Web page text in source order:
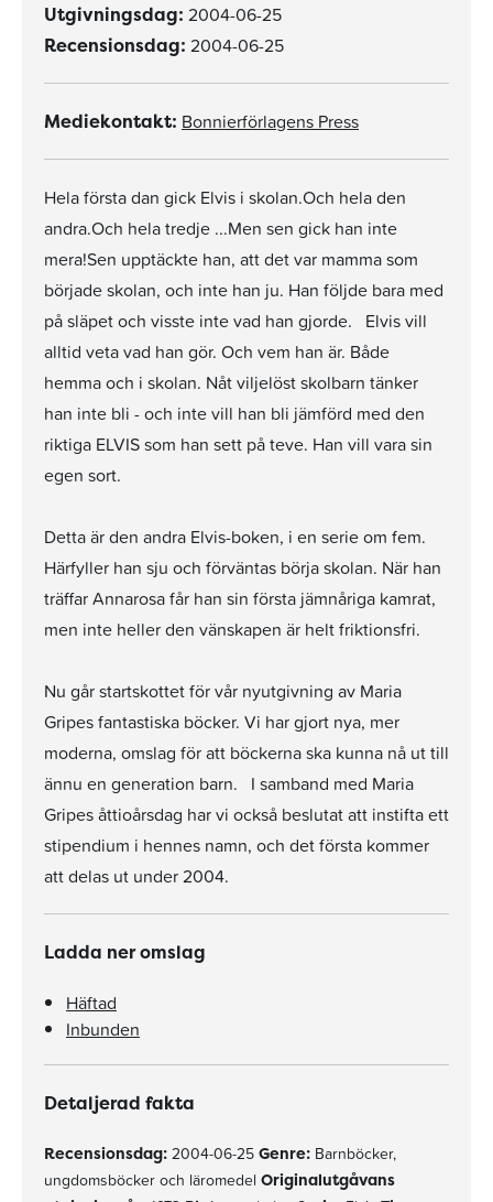
Utgivningsdag: 2004-06-25
Recensionsdag: 2004-06-25
Mediekontakt: Bonnierförlagens Press
Hela första dan gick Elvis i skolan.Och hela den
andra.Och hela tredje ...Men sen gick han inte
mera!Sen upptäckte han, att det var mamma som
började skolan, och inte han ju. Han följde bara med
på släpet och visste inte vad han gjorde. Elvis vill
alltid veta vad han gör. Och vem han är. Både
hemma och i skolan. Nåt viljelöst skolbarn tänker
han inte bli - och inte vill han bli jämförd med den
riktiga ELVIS som han sett på teve. Han vill vara sin
egen sort.
Detta är den andra Elvis-boken, i en serie om fem.
Härfyller han sju och förväntas börja skolan. När han
träffar Annarosa får han sin första jämnåriga kamrat,
men inte heller den vänskapen är helt friktionsfri.
Nu går startskottet för vår nyutgivning av Maria
Gripes fantastiska böcker. Vi har gjort nya, mer
moderna, omslag för att böckerna ska kunna nå ut till
ännu en generation barn. I samband med Maria
Gripes åttioårsdag har vi också beslutat att instifta ett
stipendium i hennes namn, och det första kommer
att delas ut under 2004.
Ladda ner omslag
Häftad
Inbunden
Detaljerad fakta
Recensionsdag: 2004-06-25 Genre: Barnböcker,
ungdomsböcker och läromedel Originalutgåvans